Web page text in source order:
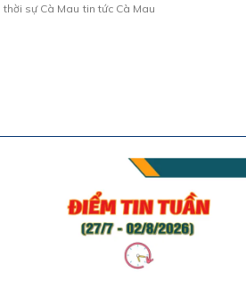
thời sự Cà Mau tin tức Cà Mau